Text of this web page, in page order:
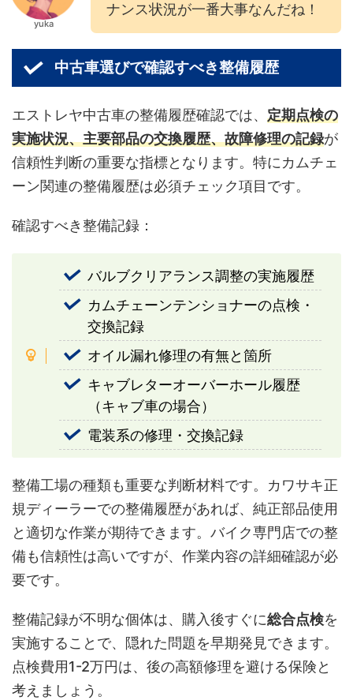
yuka
ナンス状況が一番大事なんだね！
中古車選びで確認すべき整備履歴
エストレヤ中古車の整備履歴確認では、 定期点検の
実施状況、主要部品の交換履歴、故障修理の記録が
信頼性判断の重要な指標となります。特にカムチェ
ーン関連の整備履歴は必須チェック項目です。
確認すべき整備記録：
バルブクリアランス調整の実施履歴
カムチェーンテンショナーの点検・
交換記録
オイル漏れ修理の有無と箇所
キャブレターオーバーホール履歴
（キャブ車の場合）
電装系の修理・交換記録
整備工場の種類も重要な判断材料です。カワサキ正
規ディーラーでの整備履歴があれば、純正部品使用
と適切な作業が期待できます。バイク専門店での整
備も信頼性は高いですが、作業内容の詳細確認が必
要です。
整備記録が不明な個体は、購入後すぐに総合点検を
実施することで、隠れた問題を早期発見できます。
点検費用1-2万円は、後の高額修理を避ける保険と
考えましょう。